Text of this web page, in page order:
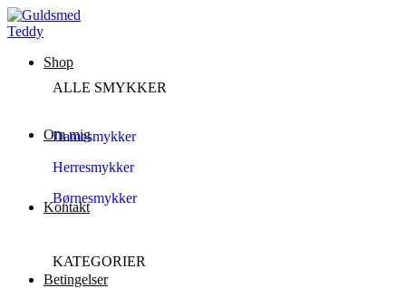
Shop
ALLE SMYKKER
Damesmykker
Herresmykker
Børnesmykker
KATEGORIER
Om mig
Kontakt
Betingelser